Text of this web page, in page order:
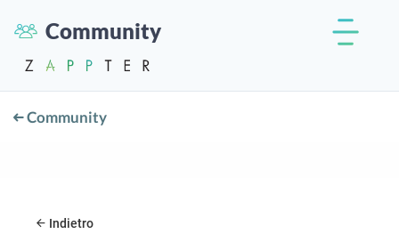
Community
Community
Indietro